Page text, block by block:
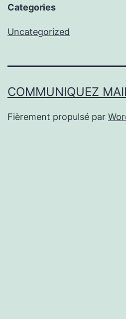
Categories
Uncategorized
COMMUNIQUEZ
Fièrement propulsé par